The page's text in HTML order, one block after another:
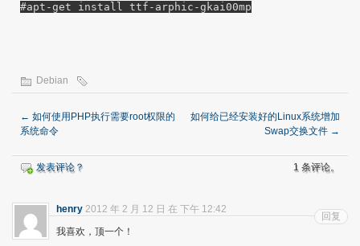
#apt-get install ttf-arphic-gkai00mp
Debian
← 如何使用PHP执行需要root权限的
系统命令
如何给已经安装好的Linux系统增加
Swap交换文件 →
发表评论？ 1 条评论。
henry 2012 年 2 月 12 日 在 下午 12:42
我喜欢，顶一个！
回复